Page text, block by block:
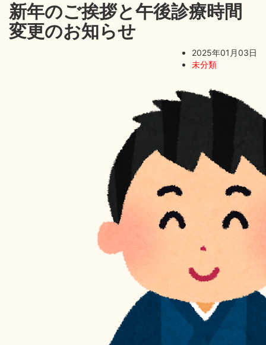
新年のご挨拶と午後診療時間
変更のお知らせ
2025年01月03日
未分類